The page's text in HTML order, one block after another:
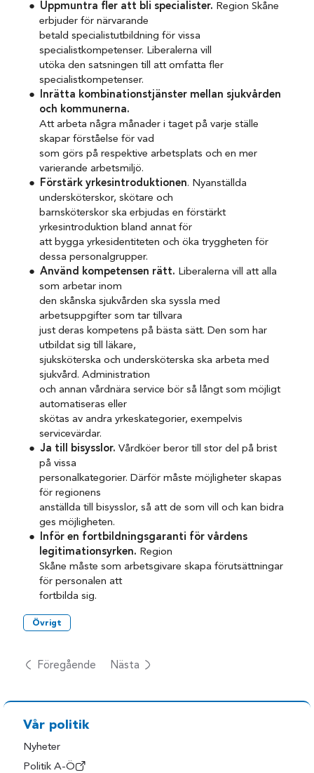
Uppmuntra fler att bli specialister. Region Skåne
erbjuder för närvarande
betald specialistutbildning för vissa
specialistkompetenser. Liberalerna vill
utöka den satsningen till att omfatta fler
specialistkompetenser.
Inrätta kombinationstjänster mellan sjukvården
och kommunerna.
Att arbeta några månader i taget på varje ställe
skapar förståelse för vad
som görs på respektive arbetsplats och en mer
varierande arbetsmiljö.
Förstärk yrkesintroduktionen. Nyanställda
undersköterskor, skötare och
barnsköterskor ska erbjudas en förstärkt
yrkesintroduktion bland annat för
att bygga yrkesidentiteten och öka tryggheten för
dessa personalgrupper.
Använd kompetensen rätt. Liberalerna vill att alla
som arbetar inom
den skånska sjukvården ska syssla med
arbetsuppgifter som tar tillvara
just deras kompetens på bästa sätt. Den som har
utbildat sig till läkare,
sjuksköterska och undersköterska ska arbeta med
sjukvård. Administration
och annan vårdnära service bör så långt som möjligt
automatiseras eller
skötas av andra yrkeskategorier, exempelvis
servicevärdar.
Ja till bisysslor. Vårdköer beror till stor del på brist
på vissa
personalkategorier. Därför måste möjligheter skapas
för regionens
anställda till bisysslor, så att de som vill och kan bidra
ges möjligheten.
Inför en fortbildningsgaranti för vårdens
legitimationsyrken. Region
Skåne måste som arbetsgivare skapa förutsättningar
för personalen att
fortbilda sig.
Övrigt
Föregående Nästa
Vår politik
Nyheter
Politik A-Ö